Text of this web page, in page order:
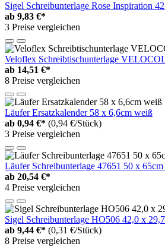
Sigel Schreibunterlage Rose Inspiration
ab 9,83 €*
3 Preise vergleichen
Veloflex Schreibtischunterlage
ab 14,51 €*
8 Preise vergleichen
Läufer Ersatzkalender 58 x 6,6cm weiß
ab 0,94 €* (0,94 €/Stück)
3 Preise vergleichen
Läufer Schreibunterlage 47651 50 x 65cm
ab 20,54 €*
4 Preise vergleichen
Sigel Schreibunterlage HO506 42,0 x
ab 9,44 €* (0,31 €/Stück)
8 Preise vergleichen